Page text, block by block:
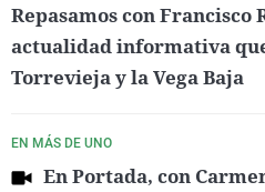
Repasamos con Francisco
actualidad informativa
Torrevieja y la Vega Baja
EN MÁS DE UNO
En Portada, con